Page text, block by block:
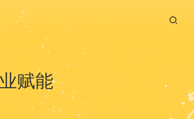
赋能